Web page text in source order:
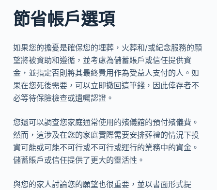
節省帳戶選項
如果您的擔憂是確保您的埋葬，火葬和/或紀念服務的願
望將被資助和遵循，並考慮為儲蓄賬戶或信任提供資
金，並指定否則將其最終費用作為受益人支付的人。如
果在您死後需要，可以立即撤回這筆錢，因此倖存者不
必等待保險檢查或遺囑認證。
您還可以調查您家庭通常使用的殯儀館的預付殯儀費。
然而，這涉及在您的家庭實際需要安排葬禮的情況下投
資可能或可能不可行或不可行或運行的業務中的資金。
儲蓄賬戶或信任提供了更大的靈活性。
與您的家人討論您的願望也很重要，並以書面形式提